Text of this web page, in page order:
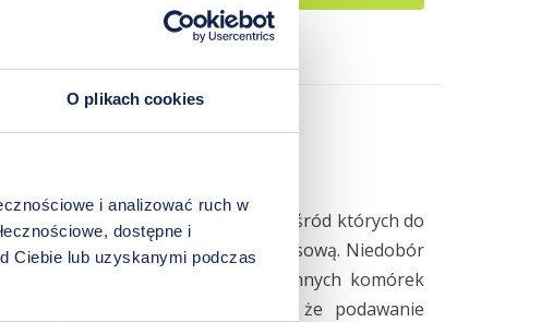
O plikach cookies
i analizować ruch w
dostępne i
Ciebie lub uzyskanymi podczas
odpornościowym człowieka, wśród których do
na infekcję bakteryjną lub wirusową. Niedobór
i czynnościowych limfocytów i innych komórek
lat badania potwierdziły, że podawanie